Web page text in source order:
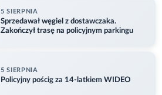
5 SIERPNIA
Sprzedawał węgiel z dostawczaka.
Zakończył trasę na policyjnym parkingu
5 SIERPNIA
Policyjny pościg za 14-latkiem WIDEO